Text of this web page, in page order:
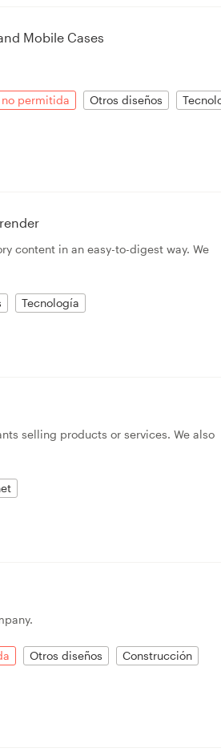
Mobile Cases
permitida Otros diseños
content in an easy-to-digest way. We
Tecnología
selling products or services. We also
Otros diseños Construcción